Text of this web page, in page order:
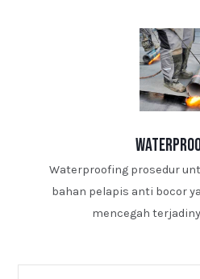
Waterproofing prosedur
bahan pelapis anti bocor
mencegah